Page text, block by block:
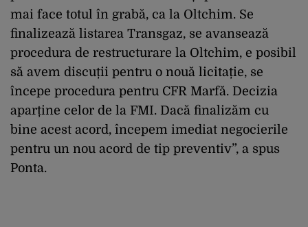
mai face totul în grabă, ca la Oltchim. Se
finalizează listarea Transgaz, se avansează
procedura de restructurare la Oltchim, e posibil
să avem discuții pentru o nouă licitație, se
începe procedura pentru CFR Marfă. Decizia
aparține celor de la FMI. Dacă finalizăm cu
bine acest acord, începem imediat negocierile
pentru un nou acord de tip preventiv”, a spus
Ponta.